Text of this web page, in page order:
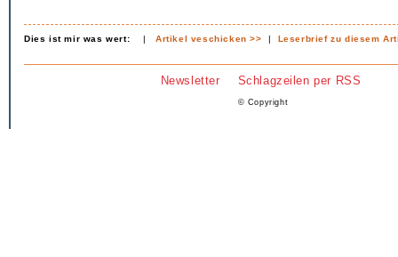
Dies ist mir was wert: |Artikel veschicken >> | Leserbrief zu diesem
Newsletter Schlagzeilen per RSS
© Copyright